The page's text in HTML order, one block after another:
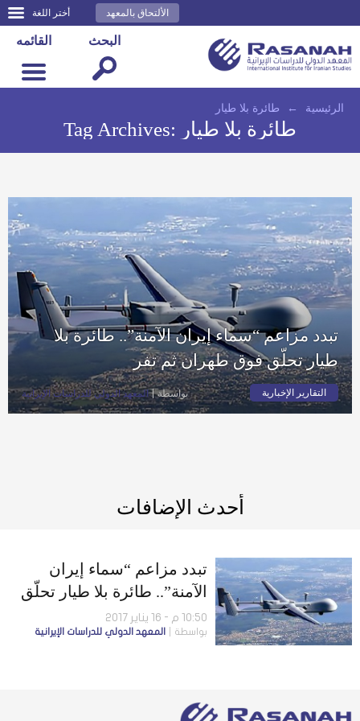
أختر اللغة الألتحاق بالمعهد
القائمه البحث
الرئيسية ← طائرة بلا طيار
Tag Archives: طائرة بلا طيار
تبدد مزاعم “سماء إيران الآمنة”.. طائرة بلا
طيار تحلّق فوق طهران ثم تفر
التقارير الإخبارية بواسطة المعهد الدولي للدراسات الإيرانية
أحدث الإضافات
تبدد مزاعم “سماء إيران
الآمنة”.. طائرة بلا طيار تحلّق
فوق طهران ثم تفر
10:50 م - 16 يناير 2017
بواسطة المعهد الدولي للدراسات الإيرانية